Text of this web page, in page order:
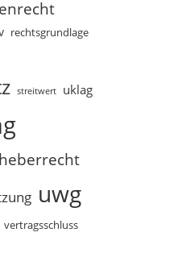
rechtsgrundlage
streitwert uklag
uwg
vertragsschluss